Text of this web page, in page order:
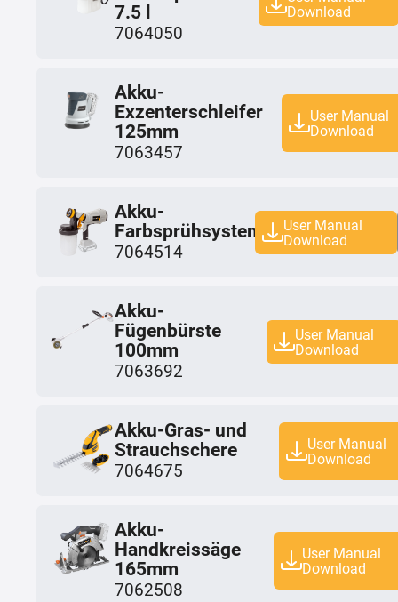
7.5 l
7064050
Download
Akku-
Exzenterschleifer
125mm
7063457
User Manual
Download
Akku-
Farbsprühsystem
7064514
User Manual
Download
Akku-
Fügenbürste
100mm
7063692
User Manual
Download
Akku-Gras- und
Strauchschere
7064675
User Manual
Download
Akku-
Handkreissäge
165mm
7062508
User Manual
Download